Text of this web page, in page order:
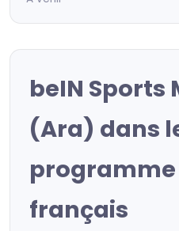
beIN Sports
(Ara) dans
français